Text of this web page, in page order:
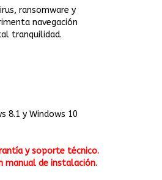
ransomware y
navegación
tranquilidad.
8.1 y Windows 10
y soporte técnico.
manual de instalación.